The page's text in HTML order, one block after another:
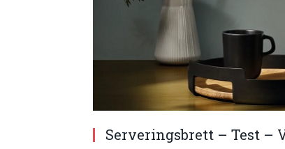
Serveringsbrett – Test –